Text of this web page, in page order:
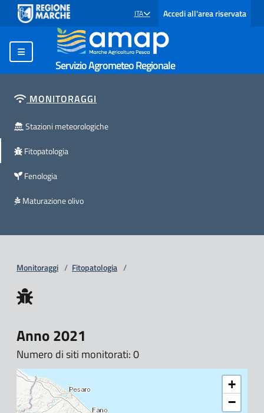
SELEZIONE LINGUA: LINGUA SELEZIONATA
ITA Accedi all'area riservata
Servizio Agrometeo Regionale
MONITORAGGI
Stazioni meteorologiche
Fitopatologia
Fenologia
Maturazione olivo
Monitoraggi / Fitopatologia /
Anno 2021
Numero di siti monitorati: 0
+
−